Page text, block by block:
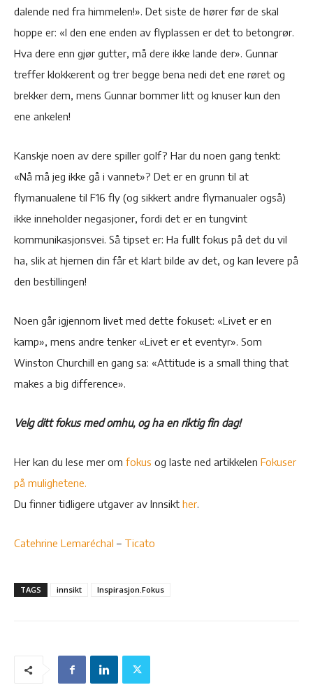
dalende ned fra himmelen!». Det siste de hører før de skal
hoppe er: «I den ene enden av flyplassen er det to betongrør.
Hva dere enn gjør gutter, må dere ikke lande der». Gunnar
treffer klokkerent og trer begge bena nedi det ene røret og
brekker dem, mens Gunnar bommer litt og knuser kun den
ene ankelen!
Kanskje noen av dere spiller golf? Har du noen gang tenkt:
«Nå må jeg ikke gå i vannet»? Det er en grunn til at
flymanualene til F16 fly (og sikkert andre flymanualer også)
ikke inneholder negasjoner, fordi det er en tungvint
kommunikasjonsvei. Så tipset er: Ha fullt fokus på det du vil
ha, slik at hjernen din får et klart bilde av det, og kan levere på
den bestillingen!
Noen går igjennom livet med dette fokuset: «Livet er en
kamp», mens andre tenker «Livet er et eventyr». Som
Winston Churchill en gang sa: «Attitude is a small thing that
makes a big difference».
Velg ditt fokus med omhu, og ha en riktig fin dag!
Her kan du lese mer om fokus og laste ned artikkelen Fokuser
på mulighetene.
Du finner tidligere utgaver av Innsikt her.
Catehrine Lemaréchal – Ticato
TAGS innsikt Inspirasjon.Fokus